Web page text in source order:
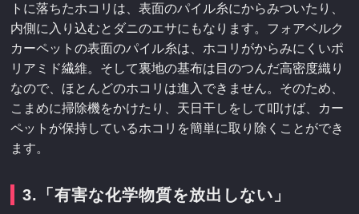
トに落ちたホコリは、表面のパイル糸にからみついたり、
内側に入り込むとダニのエサにもなります。フォアベルク
カーペットの表面のパイル糸は、ホコリがからみにくいポ
リアミド繊維。そして裏地の基布は目のつんだ高密度織り
なので、ほとんどのホコリは進入できません。そのため、
こまめに掃除機をかけたり、天日干しをして叩けば、カー
ペットが保持しているホコリを簡単に取り除くことができ
ます。
3.「有害な化学物質を放出しない」